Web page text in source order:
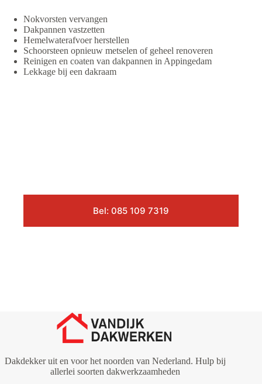
Nokvorsten vervangen
Dakpannen vastzetten
Hemelwaterafvoer herstellen
Schoorsteen opnieuw metselen of geheel renoveren
Reinigen en coaten van dakpannen in Appingedam
Lekkage bij een dakraam
Bel: 085 109 7319
Dakdekker uit en voor het noorden van Nederland. Hulp bij
allerlei soorten dakwerkzaamheden